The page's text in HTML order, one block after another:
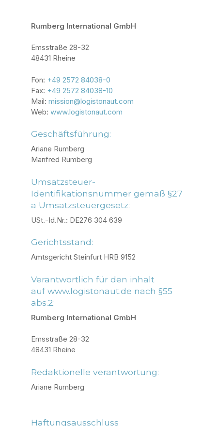
Rumberg International GmbH
Emsstraße 28-32
48431 Rheine
Fon: +49 2572 84038-0
Fax: +49 2572 84038-10
Mail:mission@logistonaut.com
Web:www.logistonaut.com
Geschäftsführung:
Ariane Rumberg
Manfred Rumberg
Umsatzsteuer-
Identifikationsnummer gemäß §27
a Umsatzsteuergesetz:
USt.-Id.Nr.: DE276 304 639
Gerichtsstand:
Amtsgericht Steinfurt HRB 9152
Verantwortlich für den inhalt
aufwww.logistonaut.de nach §55
abs.2:
Rumberg International GmbH
Emsstraße 28-32
48431 Rheine
Redaktionelle verantwortung:
Ariane Rumberg
Haftungsausschluss